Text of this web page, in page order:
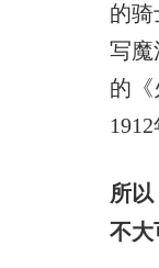
的
写魔
的《
所
不大